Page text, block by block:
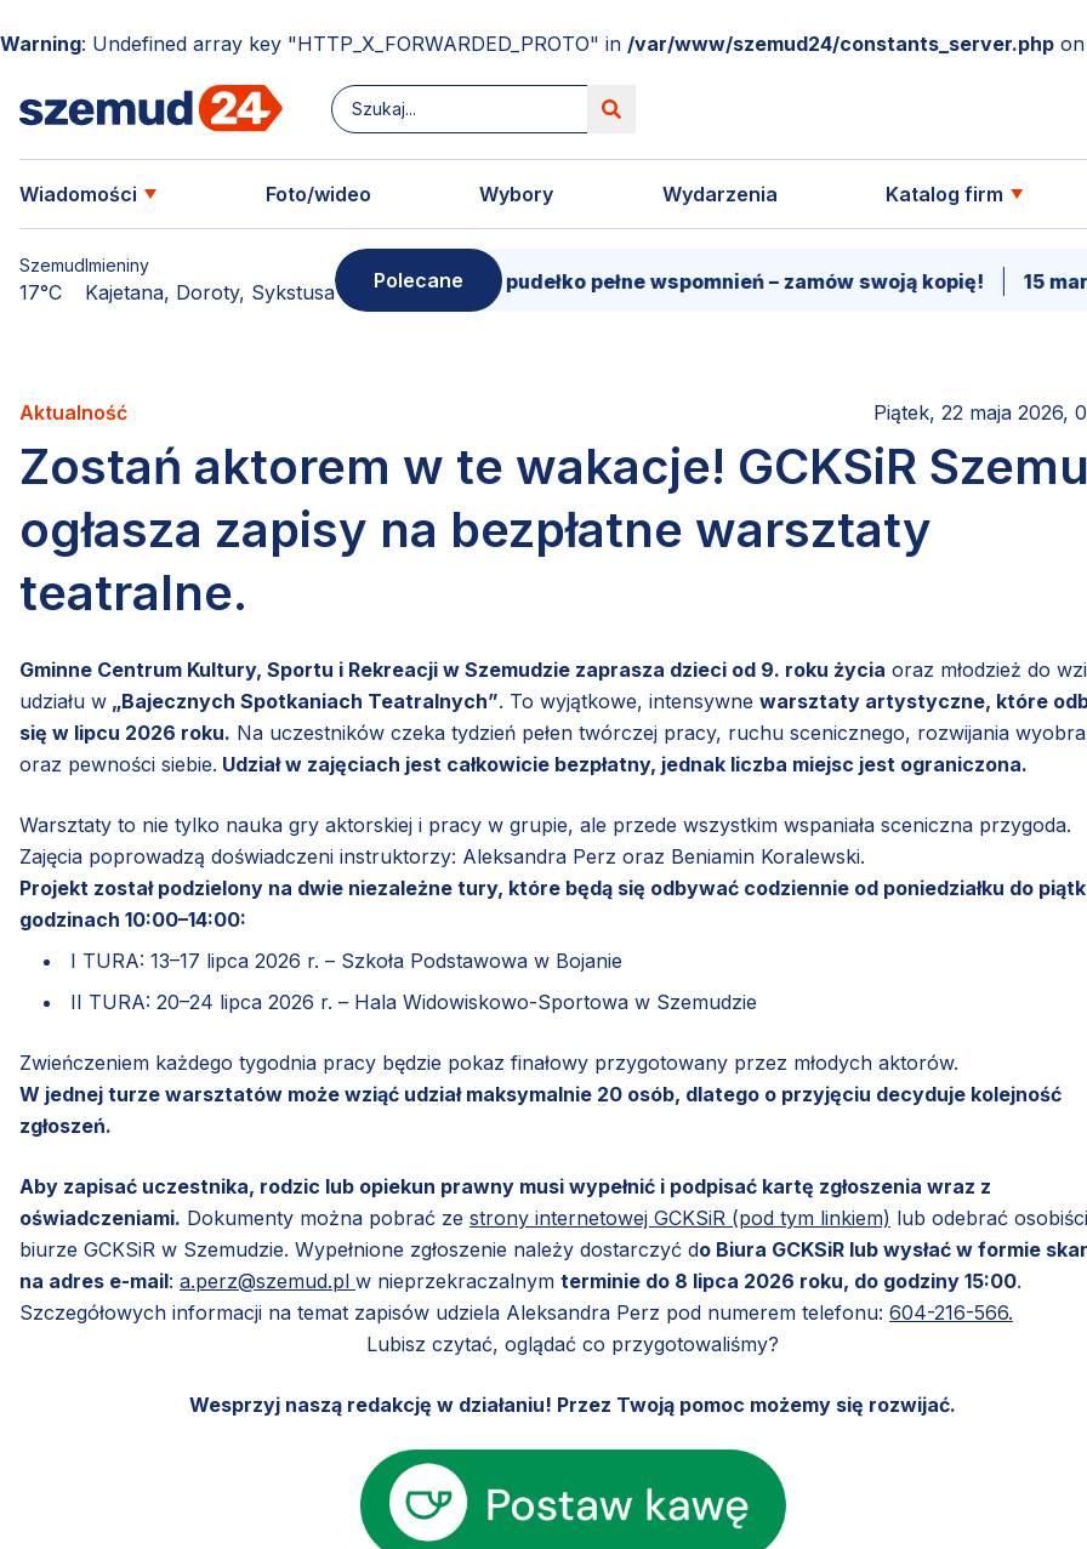
Warning: Undefined array key "HTTP_X_FORWARDED_PROTO" in /var/www/szemud24/constants_server.php
Wiadomości Foto/wideo Wybory Wydarzenia Katalog firm
Szemud
17°C
Imieniny
Kajetana, Doroty, Sykstusa Polecane
Donimierz i Szemud. Filmowe pudełko pełne wspomnień – zamów swoją kopię! 15 marca -
Aktualność Piątek, 22 maja 2026,
Zostań aktorem w te wakacje! GCKSiR
ogłasza zapisy na bezpłatne warsztaty
teatralne.
Gminne Centrum Kultury, Sportu i Rekreacji w Szemudzie zaprasza dzieci od 9. roku życia oraz młodzież do
udziału w „Bajecznych Spotkaniach Teatralnych”. To wyjątkowe, intensywne warsztaty artystyczne, które
się w lipcu 2026 roku. Na uczestników czeka tydzień pełen twórczej pracy, ruchu scenicznego, rozwijania
oraz pewności siebie. Udział w zajęciach jest całkowicie bezpłatny, jednak liczba miejsc jest ograniczona.
Warsztaty to nie tylko nauka gry aktorskiej i pracy w grupie, ale przede wszystkim wspaniała sceniczna przygoda.
Zajęcia poprowadzą doświadczeni instruktorzy: Aleksandra Perz oraz Beniamin Koralewski.
Projekt został podzielony na dwie niezależne tury, które będą się odbywać codziennie od poniedziałku do
godzinach 10:00–14:00:
I TURA: 13–17 lipca 2026 r. – Szkoła Podstawowa w Bojanie
II TURA: 20–24 lipca 2026 r. – Hala Widowiskowo-Sportowa w Szemudzie
Zwieńczeniem każdego tygodnia pracy będzie pokaz finałowy przygotowany przez młodych aktorów.
W jednej turze warsztatów może wziąć udział maksymalnie 20 osób, dlatego o przyjęciu decyduje kolejność
zgłoszeń.
Aby zapisać uczestnika, rodzic lub opiekun prawny musi wypełnić i podpisać kartę zgłoszenia wraz z
oświadczeniami. Dokumenty można pobrać ze strony internetowej GCKSiR (pod tym linkiem) lub odebrać
biurze GCKSiR w Szemudzie. Wypełnione zgłoszenie należy dostarczyć do Biura GCKSiR lub wysłać w formie
na adres e-mail: a.perz@szemud.pl w nieprzekraczalnym terminie do 8 lipca 2026 roku, do godziny 15:00.
Szczegółowych informacji na temat zapisów udziela Aleksandra Perz pod numerem telefonu: 604-216-566.
Lubisz czytać, oglądać co przygotowaliśmy?
Wesprzyj naszą redakcję w działaniu! Przez Twoją pomoc możemy się rozwijać.